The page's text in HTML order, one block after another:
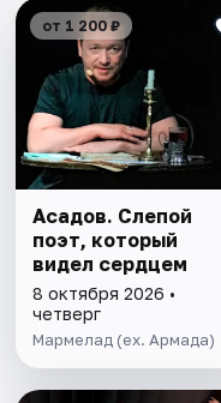
от 1 200 ₽
Асадов. Слепой
поэт, который
видел сердцем
8 октября 2026 •
четверг
Мармелад (ex. Армада)